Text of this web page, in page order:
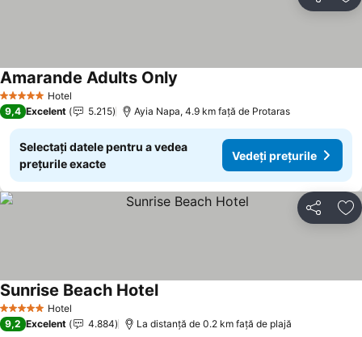
5 Stele Hotel
Amarande Adults Only
9,4 Excelent 5.215 Ayia Napa, 4.9 km faţă de Protaras
Selectați datele pentru a vedea
prețurile exacte
Vedeți prețurile
Distribuiți
5 Stele Hotel
Sunrise Beach HotelVedeți prețurile
9,2 Excelent 4.884 La distanță de 0.2 km față de plajă